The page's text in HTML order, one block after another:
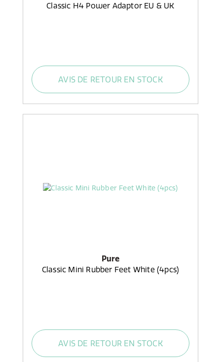
Classic H4 Power Adaptor EU & UK
AVIS DE RETOUR EN STOCK
Pure
Classic Mini Rubber Feet White (4pcs)
AVIS DE RETOUR EN STOCK